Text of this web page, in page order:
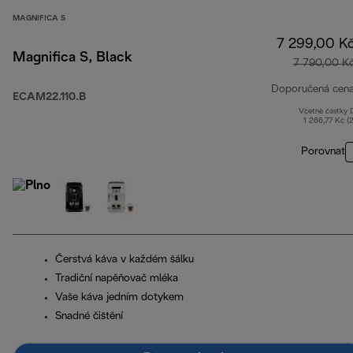
MAGNIFICA S
Magnifica S, Black
ECAM22.110.B
7 299,00
7 790,00
Doporučená
Včetně částky
1 266,77 Kč
Porovnat
Čerstvá káva v každém šálku
Tradiční napěňovač mléka
Vaše káva jedním dotykem
Snadné čištění